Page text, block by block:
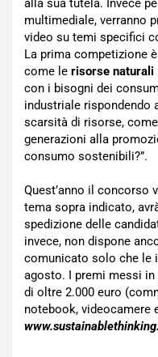
alla sua tutela. Invece
multimediale, verranno
video su temi specifici
La prima competizione
come le risorse naturali
con i bisogni dei
industriale rispondendo
scarsità di risorse,
generazioni alla
consumo sostenibili?”.
Quest’anno il concorso
tema sopra indicato,
spedizione delle
invece, non dispone
comunicato solo che le
agosto. I premi messi
di oltre 2.000 euro
notebook, videocamere